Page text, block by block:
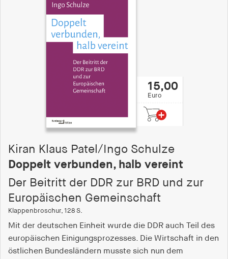
15,00
Euro
Kiran Klaus Patel/Ingo Schulze
Doppelt verbunden, halb vereint
Der Beitritt der DDR zur BRD und zur
Europäischen Gemeinschaft
Klappenbroschur, 128 S.
Mit der deutschen Einheit wurde die DDR auch Teil des
europäischen Einigungsprozesses. Die Wirtschaft in den
östlichen Bundesländern musste sich nun dem